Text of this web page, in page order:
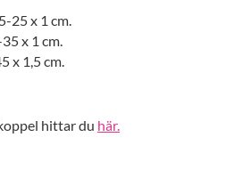
25 x 1 cm.
x 1 cm.
x 1,5 cm.
hittar du här.